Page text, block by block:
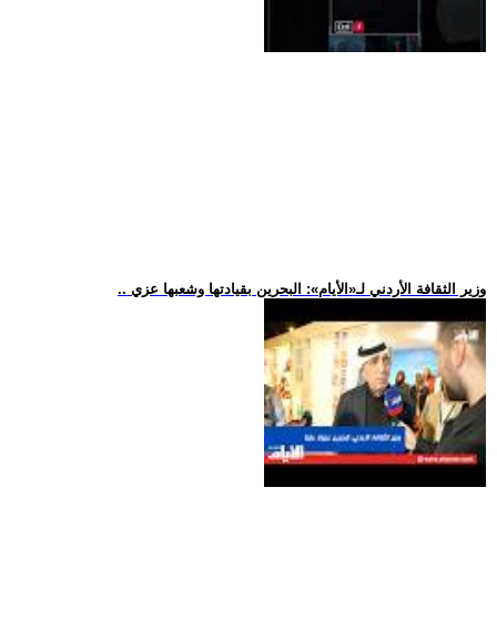
.. وزير الثقافة الأردني لـ«الأيام»: البحرين بقيادتها وشعبها عزي